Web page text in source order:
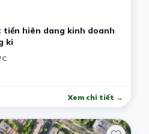
tiền hiên dang kinh doanh
ki
Xem chi tiết →